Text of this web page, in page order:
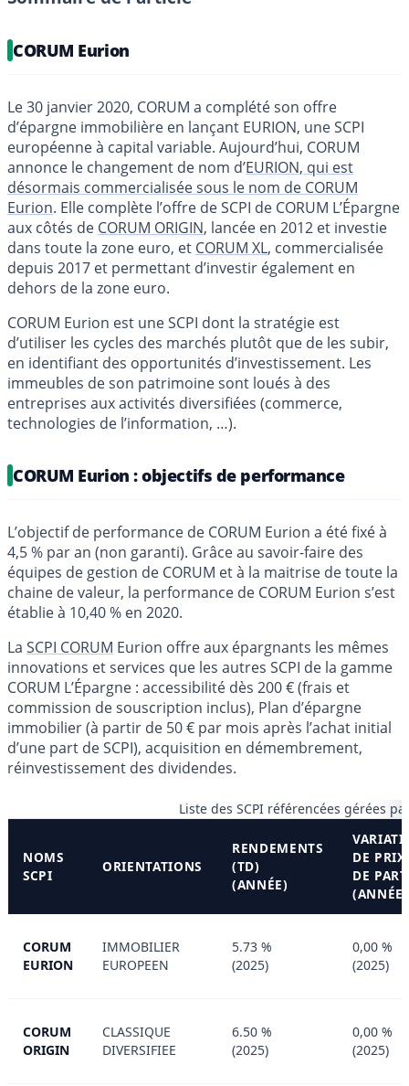
CORUM Eurion
Le 30 janvier 2020, CORUM a complété son offre
d’épargne immobilière en lançant EURION, une SCPI
européenne à capital variable. Aujourd’hui, CORUM
annonce le changement de nom d’EURION, qui est
désormais commercialisée sous le nom de CORUM
Eurion. Elle complète l’offre de SCPI de CORUM L’Épargne
aux côtés de CORUM ORIGIN, lancée en 2012 et investie
dans toute la zone euro, et CORUM XL, commercialisée
depuis 2017 et permettant d’investir également en
dehors de la zone euro.
CORUM Eurion est une SCPI dont la stratégie est
d’utiliser les cycles des marchés plutôt que de les subir,
en identifiant des opportunités d’investissement. Les
immeubles de son patrimoine sont loués à des
entreprises aux activités diversifiées (commerce,
technologies de l’information, …).
CORUM Eurion : objectifs de performance
L’objectif de performance de CORUM Eurion a été fixé à
4,5 % par an (non garanti). Grâce au savoir-faire des
équipes de gestion de CORUM et à la maitrise de toute la
chaine de valeur, la performance de CORUM Eurion s’est
établie à 10,40 % en 2020.
La SCPI CORUM Eurion offre aux épargnants les mêmes
innovations et services que les autres SCPI de la gamme
CORUM L’Épargne : accessibilité dès 200 € (frais et
commission de souscription inclus), Plan d’épargne
immobilier (à partir de 50 € par mois après l’achat initial
d’une part de SCPI), acquisition en démembrement,
réinvestissement des dividendes.
Liste des SCPI référencées gérées
NOMS
SCPI
ORIENTATIONS
RENDEMENTS
(TD)
(ANNÉE)
DE PRIX
DE PART
(ANNÉE)
CORUM
EURION
IMMOBILIER
EUROPEEN
5.73 %
(2025)
0,00 %
(2025)
CORUM
ORIGIN
CLASSIQUE
DIVERSIFIEE
6.50 %
(2025)
0,00 %
(2025)